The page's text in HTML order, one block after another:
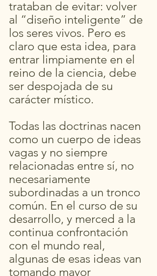
trataban de evitar: volver
al “diseño inteligente” de
los seres vivos. Pero es
claro que esta idea, para
entrar limpiamente en el
reino de la ciencia, debe
ser despojada de su
carácter místico.
Todas las doctrinas nacen
como un cuerpo de ideas
vagas y no siempre
relacionadas entre sí, no
necesariamente
subordinadas a un tronco
común. En el curso de su
desarrollo, y merced a la
continua confrontación
con el mundo real,
algunas de esas ideas van
tomando mayor